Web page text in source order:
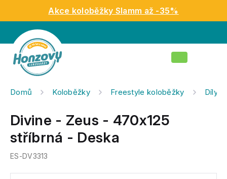
obsah
Akce koloběžky Slamm až -35%
Nákupní
Domů Koloběžky Freestyle koloběžky Díly
Divine - Zeus - 470x125
stříbrná - Deska
ES-DV3313